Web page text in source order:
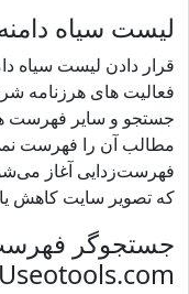
لیست سیاه
قرار دادن لیست سیاه
فعالیت های هرزنامه
جستجو و سایر فهرست
مطالب آن را فهرست
فهرست‌زدایی آغاز
که تصویر سایت کاهش
جستجوگر فهرست
Useotools.com چیست؟